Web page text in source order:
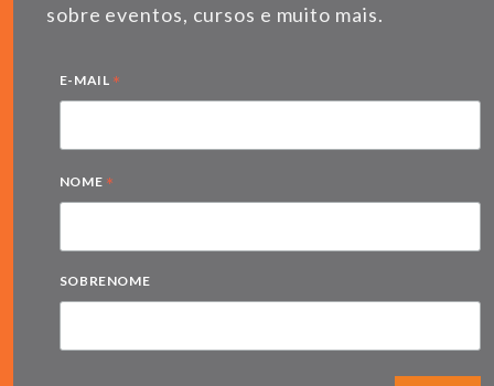
sobre eventos, cursos e muito mais.
E-MAIL *
NOME *
SOBRENOME